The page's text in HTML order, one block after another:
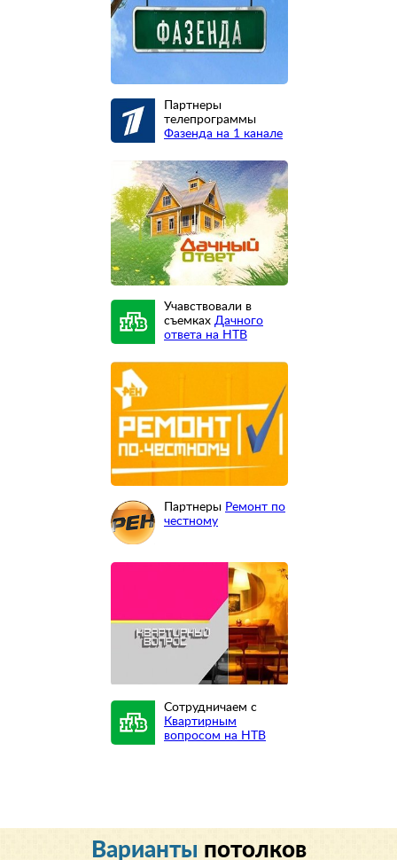
Партнеры
телепрограммы
Фазенда на 1 канале
Учавствовали в
съемках Дачного
ответа на НТВ
Партнеры Ремонт по
честному
Сотрудничаем с
Квартирным
вопросом на НТВ
Варианты потолков